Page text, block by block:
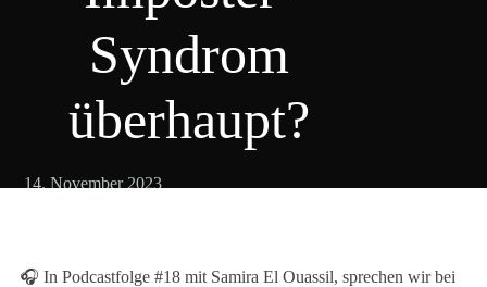
Syndrom
überhaupt?
14. November 2023
🎧 In Podcastfolge #18 mit Samira El Ouassil, sprechen wir bei